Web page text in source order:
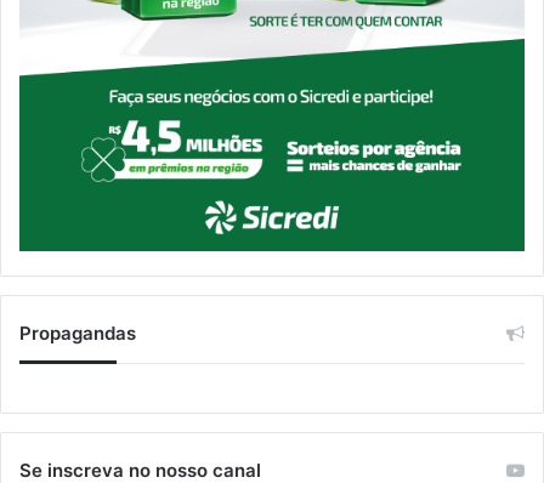
Propagandas
Se inscreva no nosso canal